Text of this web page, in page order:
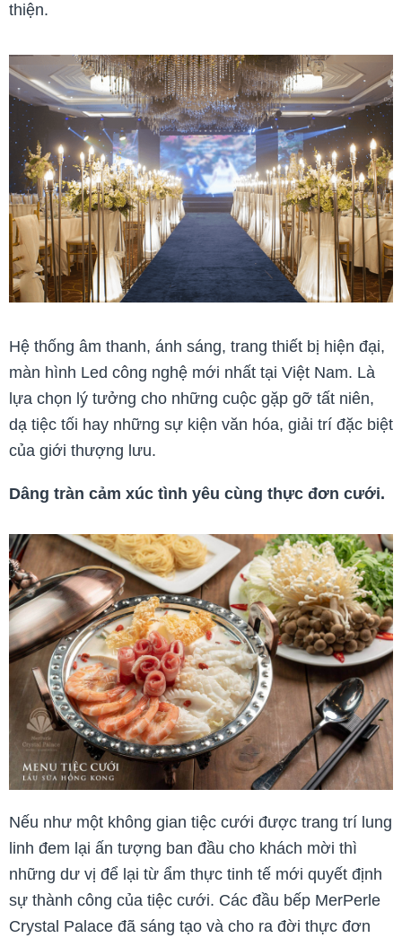
thiện.
Hệ thống âm thanh, ánh sáng, trang thiết bị hiện đại,
màn hình Led công nghệ mới nhất tại Việt Nam. Là
lựa chọn lý tưởng cho những cuộc gặp gỡ tất niên,
dạ tiệc tối hay những sự kiện văn hóa, giải trí đặc biệt
của giới thượng lưu.
Dâng tràn cảm xúc tình yêu cùng thực đơn cưới.
Nếu như một không gian tiệc cưới được trang trí lung
linh đem lại ấn tượng ban đầu cho khách mời thì
những dư vị để lại từ ẩm thực tinh tế mới quyết định
sự thành công của tiệc cưới. Các đầu bếp MerPerle
Crystal Palace đã sáng tạo và cho ra đời thực đơn